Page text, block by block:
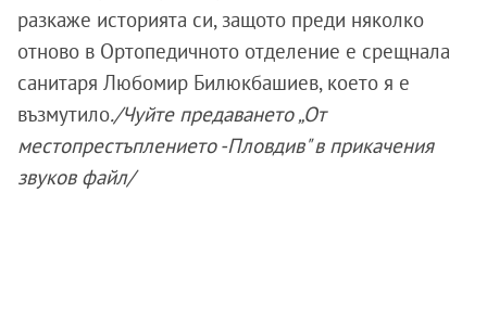
разкаже историята си, защото преди няколко
отново в Ортопедичното отделение е срещнала
санитаря Любомир Билюкбашиев, което я е
възмутило./Чуйте предаването „От
местопрестъплението -Пловдив" в прикачения
звуков файл/